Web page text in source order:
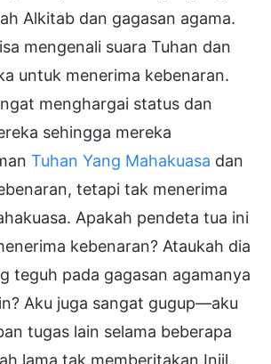
Alkitab dan gagasan agama.
mengenali suara Tuhan dan
untuk menerima kebenaran.
menghargai status dan
sehingga mereka
Tuhan Yang Mahakuasa dan
tetapi tak menerima
Apakah pendeta tua ini
kebenaran? Ataukah dia
teguh pada gagasan agamanya
Aku juga sangat gugup—aku
tugas lain selama beberapa
lama tak memberitakan Injil.